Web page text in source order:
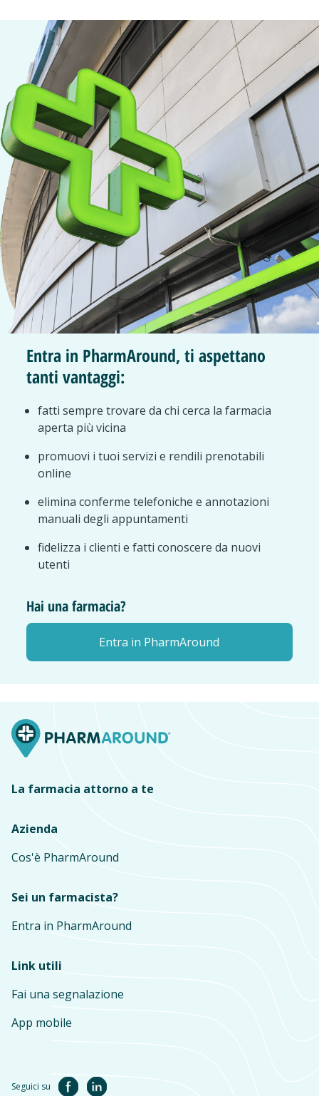
Entra in PharmAround, ti aspettano
tanti vantaggi:
fatti sempre trovare da chi cerca la farmacia
aperta più vicina
promuovi i tuoi servizi e rendili prenotabili
online
elimina conferme telefoniche e annotazioni
manuali degli appuntamenti
fidelizza i clienti e fatti conoscere da nuovi
utenti
Hai una farmacia?
Entra in PharmAround
La farmacia attorno a te
Azienda
Cos'è PharmAround
Sei un farmacista?
Entra in PharmAround
Link utili
Fai una segnalazione
App mobile
Seguici su